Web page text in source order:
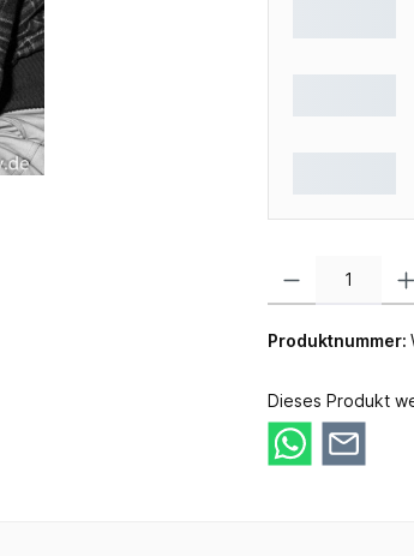
Produktnummer:
Dieses Produkt